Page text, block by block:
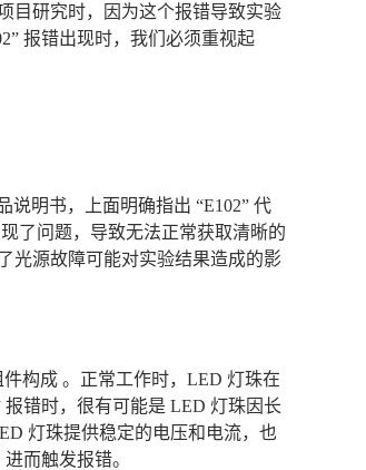
目研究时，因为这个报错导致实验
报错出现时，我们必须重视起
说明书，上面明确指出 “E102” 代
了问题，导致无法正常获取清晰的
光源故障可能对实验结果造成的影
构成 。正常工作时，LED 灯珠在
错时，很有可能是 LED 灯珠因长
灯珠提供稳定的电压和电流，也
而触发报错。